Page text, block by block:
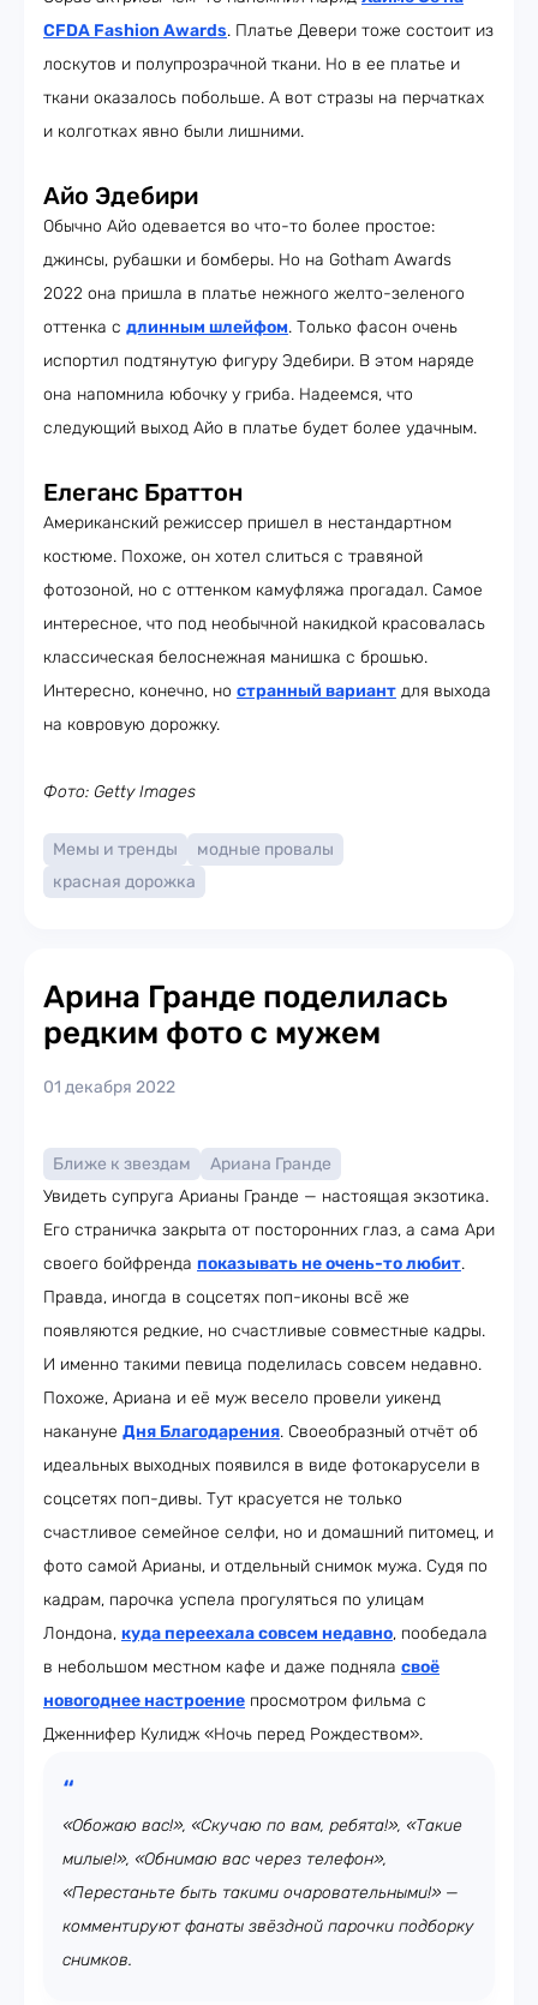
CFDA Fashion Awards. Платье Девери тоже состоит из
лоскутов и полупрозрачной ткани. Но в ее платье и
ткани оказалось побольше. А вот стразы на перчатках
и колготках явно были лишними.
Айо Эдебири
Обычно Айо одевается во что-то более простое:
джинсы, рубашки и бомберы. Но на Gotham Awards
2022 она пришла в платье нежного желто-зеленого
оттенка с длинным шлейфом. Только фасон очень
испортил подтянутую фигуру Эдебири. В этом наряде
она напомнила юбочку у гриба. Надеемся, что
следующий выход Айо в платье будет более удачным.
Елеганс Браттон
Американский режиссер пришел в нестандартном
костюме. Похоже, он хотел слиться с травяной
фотозоной, но с оттенком камуфляжа прогадал. Самое
интересное, что под необычной накидкой красовалась
классическая белоснежная манишка с брошью.
Интересно, конечно, но странный вариант для выхода
на ковровую дорожку.
Фото: Getty Images
Мемы и тренды
модные провалы
красная дорожка
Арина Гранде поделилась
редким фото с мужем
01 декабря 2022
Ближе к звездам
Ариана Гранде
Увидеть супруга Арианы Гранде — настоящая экзотика.
Его страничка закрыта от посторонних глаз, а сама Ари
своего бойфренда показывать не очень-то любит.
Правда, иногда в соцсетях поп-иконы всё же
появляются редкие, но счастливые совместные кадры.
И именно такими певица поделилась совсем недавно.
Похоже, Ариана и её муж весело провели уикенд
накануне Дня Благодарения. Своеобразный отчёт об
идеальных выходных появился в виде фотокарусели в
соцсетях поп-дивы. Тут красуется не только
счастливое семейное селфи, но и домашний питомец, и
фото самой Арианы, и отдельный снимок мужа. Судя по
кадрам, парочка успела прогуляться по улицам
Лондона, куда переехала совсем недавно, пообедала
в небольшом местном кафе и даже подняла своё
новогоднее настроение просмотром фильма с
Дженнифер Кулидж «Ночь перед Рождеством».
«Обожаю вас!», «Скучаю по вам, ребята!», «Такие
милые!», «Обнимаю вас через телефон»,
«Перестаньте быть такими очаровательными!» —
комментируют фанаты звёздной парочки подборку
снимков.